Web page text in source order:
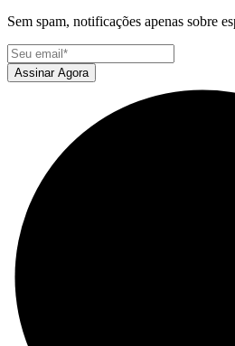
Sem spam, notificações apenas sobre
Assinar Agora